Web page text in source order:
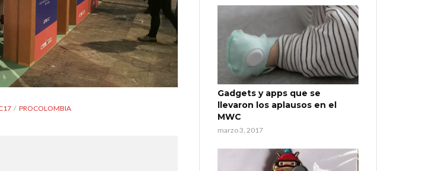
PROCOLOMBIA
Gadgets y apps que se
llevaron los aplausos en el
MWC
marzo 3, 2017